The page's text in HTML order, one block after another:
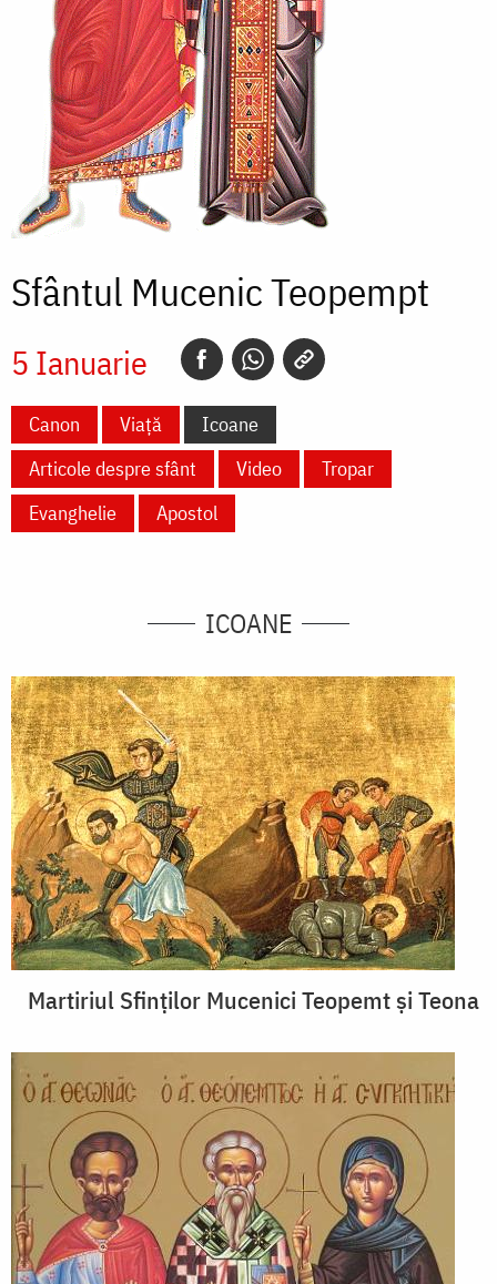
Sfântul Mucenic Teopempt
5 Ianuarie
Canon Viață
Icoane
Articole despre sfânt
Video
Tropar
Evanghelie
Apostol
ICOANE
Martiriul Sfinților Mucenici Teopemt și Teona